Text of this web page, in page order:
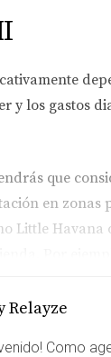
y los gastos
que
en zonas
Little Havana
Relayze
Como